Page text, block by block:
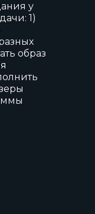
у
1)
образ